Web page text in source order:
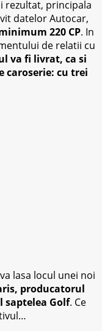
rezultat, principala
datelor Autocar,
220 CP. In
de relatii cu
va fi livrat, ca si
caroserie: cu trei
lasa locul unei noi
producatorul
saptelea Golf. Ce